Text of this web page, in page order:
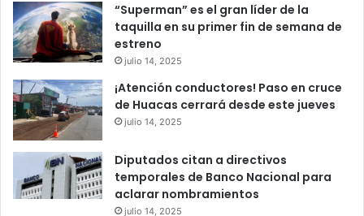
“Superman” es el gran líder de la
taquilla en su primer fin de semana de
estreno
julio 14, 2025
¡Atención conductores! Paso en cruce
de Huacas cerrará desde este jueves
julio 14, 2025
Diputados citan a directivos
temporales de Banco Nacional para
aclarar nombramientos
julio 14, 2025